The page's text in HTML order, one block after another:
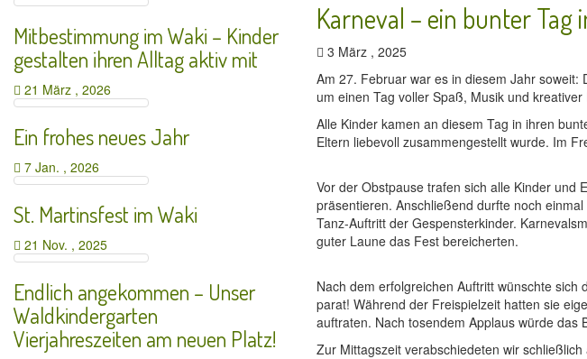
Karneval – ein bunter Tag
3 März , 2025
Am 27. Februar war es in diesem Jahr
um einen Tag voller Spaß, Musik und
Alle Kinder kamen an diesem Tag in ihren
Eltern liebevoll zusammengestellt wurde. Im
Vor der Obstpause trafen sich alle Kinder und
präsentieren. Anschließend durfte noch
Tanz-Auftritt der Gespensterkinder.
guter Laune das Fest bereicherten.
Nach dem erfolgreichen Auftritt wünschte
parat! Während der Freispielzeit hatten sie
auftraten. Nach tosendem Applaus würde das
Zur Mittagszeit verabschiedeten wir
Mitbestimmung im Waki – Kinder
gestalten ihren Alltag aktiv mit
21 März , 2026
Ein frohes neues Jahr
7 Jan. , 2026
St. Martinsfest im Waki
21 Nov. , 2025
Endlich angekommen – Unser
Waldkindergarten
Vierjahreszeiten am neuen Platz!